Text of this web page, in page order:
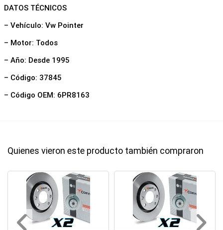
DATOS TÉCNICOS
– Vehículo: Vw Pointer
– Motor: Todos
– Año: Desde 1995
– Código: 37845
– Código OEM: 6PR8163
Quienes vieron este producto también compraron